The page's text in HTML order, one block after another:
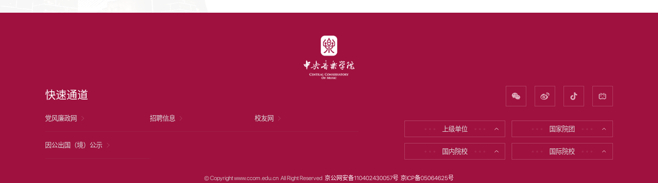
快速通道
党风廉政网 招聘信息 校友网
因公出国（境）公示
* * * 上级单位 * * * * * * 国家院团 * * *
* * * 国内院校 * * * * * * 国际院校 * * *
© Copyright www.ccom.edu.cn All Right Reserved 京公网安备110402430057号 京ICP备05064625号